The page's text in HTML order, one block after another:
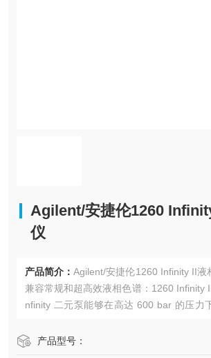
Agilent/安捷伦1260
仪
产品简介： Agilent/安捷伦1260 Infinity II液
兼容常规和超高效液相色谱：1260 Infinity
nfinity 二元泵能够在高达 600 bar 的压力
产品型号：